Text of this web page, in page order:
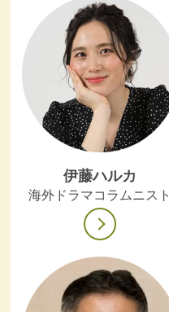
伊藤ハルカ
海外ドラマコラムニスト